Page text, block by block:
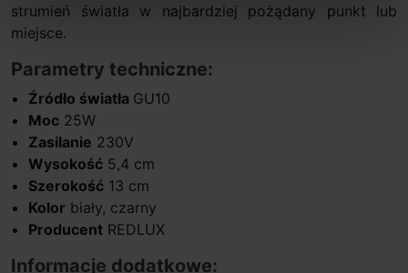
strumień światła w najbardziej pożądany punkt lub
miejsce.
Parametry techniczne:
Źródło światła GU10
Moc 25W
Zasilanie 230V
Wysokość 5,4 cm
Szerokość 13 cm
Kolor biały, czarny
Producent REDLUX
Informacje dodatkowe: